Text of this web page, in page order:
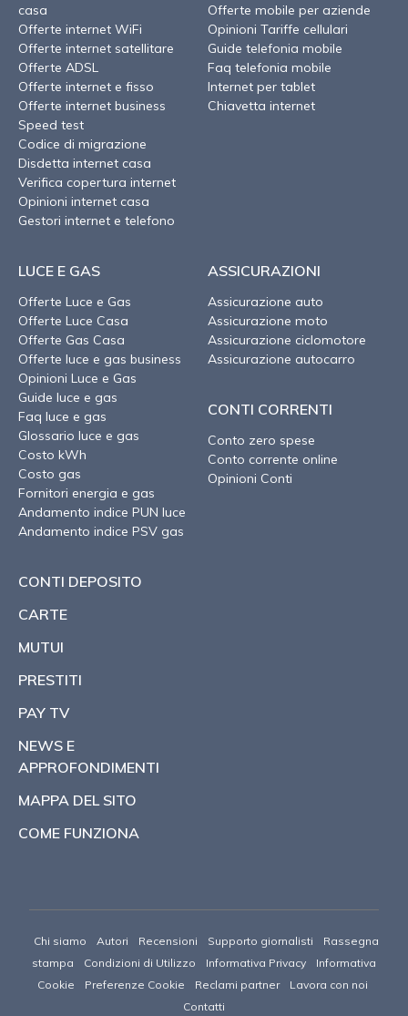
casa
Offerte internet WiFi
Offerte internet satellitare
Offerte ADSL
Offerte internet e fisso
Offerte internet business
Speed test
Codice di migrazione
Disdetta internet casa
Verifica copertura internet
Opinioni internet casa
Gestori internet e telefono
Offerte mobile per aziende
Opinioni Tariffe cellulari
Guide telefonia mobile
Faq telefonia mobile
Internet per tablet
Chiavetta internet
LUCE E GAS
Offerte Luce e Gas
Offerte Luce Casa
Offerte Gas Casa
Offerte luce e gas business
Opinioni Luce e Gas
Guide luce e gas
Faq luce e gas
Glossario luce e gas
Costo kWh
Costo gas
Fornitori energia e gas
Andamento indice PUN luce
Andamento indice PSV gas
ASSICURAZIONI
Assicurazione auto
Assicurazione moto
Assicurazione ciclomotore
Assicurazione autocarro
CONTI CORRENTI
Conto zero spese
Conto corrente online
Opinioni Conti
CONTI DEPOSITO
CARTE
MUTUI
PRESTITI
PAY TV
NEWS E
APPROFONDIMENTI
MAPPA DEL SITO
COME FUNZIONA
Chi siamo Autori Recensioni Supporto giornalisti
Rassegna
stampa
Condizioni di Utilizzo Informativa Privacy
Informativa
Cookie
Preferenze Cookie Reclami partner
Lavora con noi
Contatti